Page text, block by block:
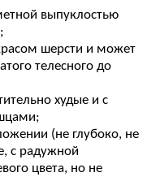
выпуклостью
шерсти и может
телесного до
худые и с
(не глубоко, не
с радужной
цвета, но не